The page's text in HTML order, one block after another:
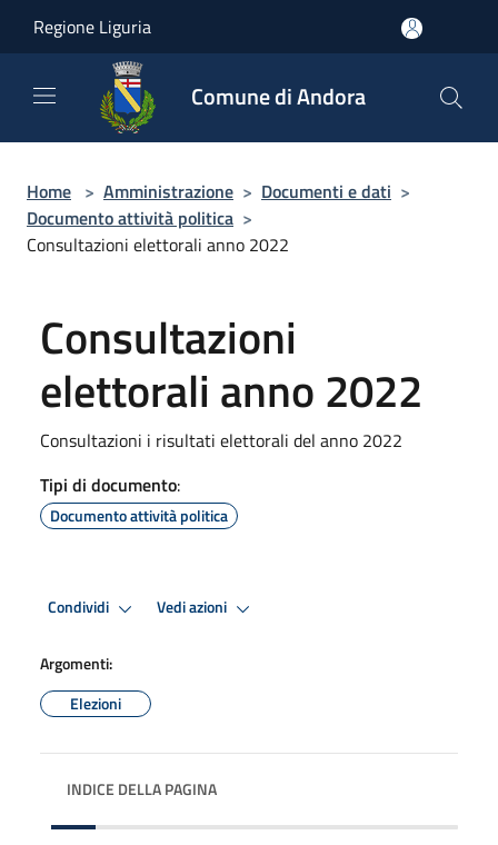
Regione Liguria
Comune di Andora
Home > Amministrazione > Documenti e dati >
Documento attività politica >
Consultazioni elettorali anno 2022
Consultazioni
elettorali anno 2022
Consultazioni i risultati elettorali del anno 2022
Tipi di documento:
Documento attività politica
Condividi Vedi azioni
Argomenti:
Elezioni
INDICE DELLA PAGINA